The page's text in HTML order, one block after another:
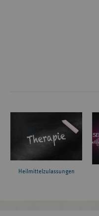
Heilmittelzulassungen